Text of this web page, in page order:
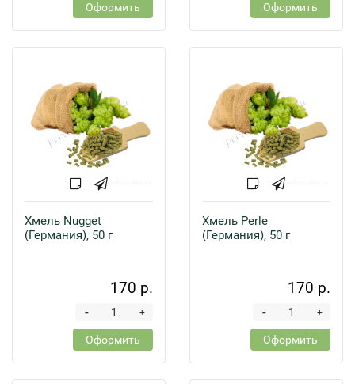
Оформить Оформить
Хмель Nugget
(Германия), 50 г
170 р.
+
-
Оформить
Хмель Perle
(Германия), 50 г
170 р.
+
-
Оформить